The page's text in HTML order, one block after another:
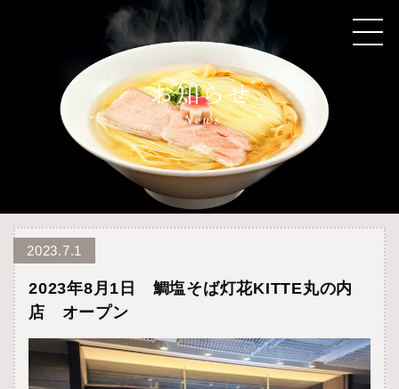
2023.7.1
2023年8月1日 鯛塩そば灯花KITTE丸の内
店 オープン